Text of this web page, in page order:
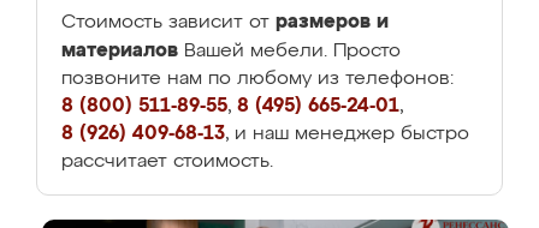
Стоимость зависит от размеров и
материалов Вашей мебели. Просто
позвоните нам по любому из телефонов:
8 (800) 511-89-55, 8 (495) 665-24-01,
8 (926) 409-68-13, и наш менеджер быстро
рассчитает стоимость.